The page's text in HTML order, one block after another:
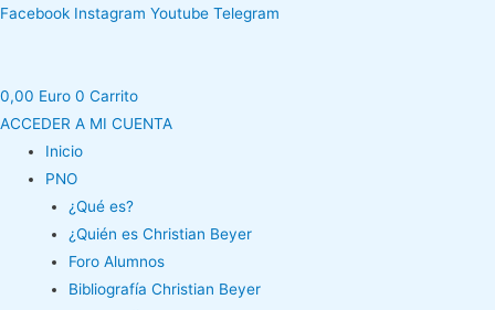
Ir
Facebook Instagram Youtube Telegram
0,00 Euro 0 Carrito
ACCEDER A MI CUENTA
Inicio
PNO
¿Qué es?
¿Quién es Christian Beyer
Foro Alumnos
Bibliografía Christian Beyer